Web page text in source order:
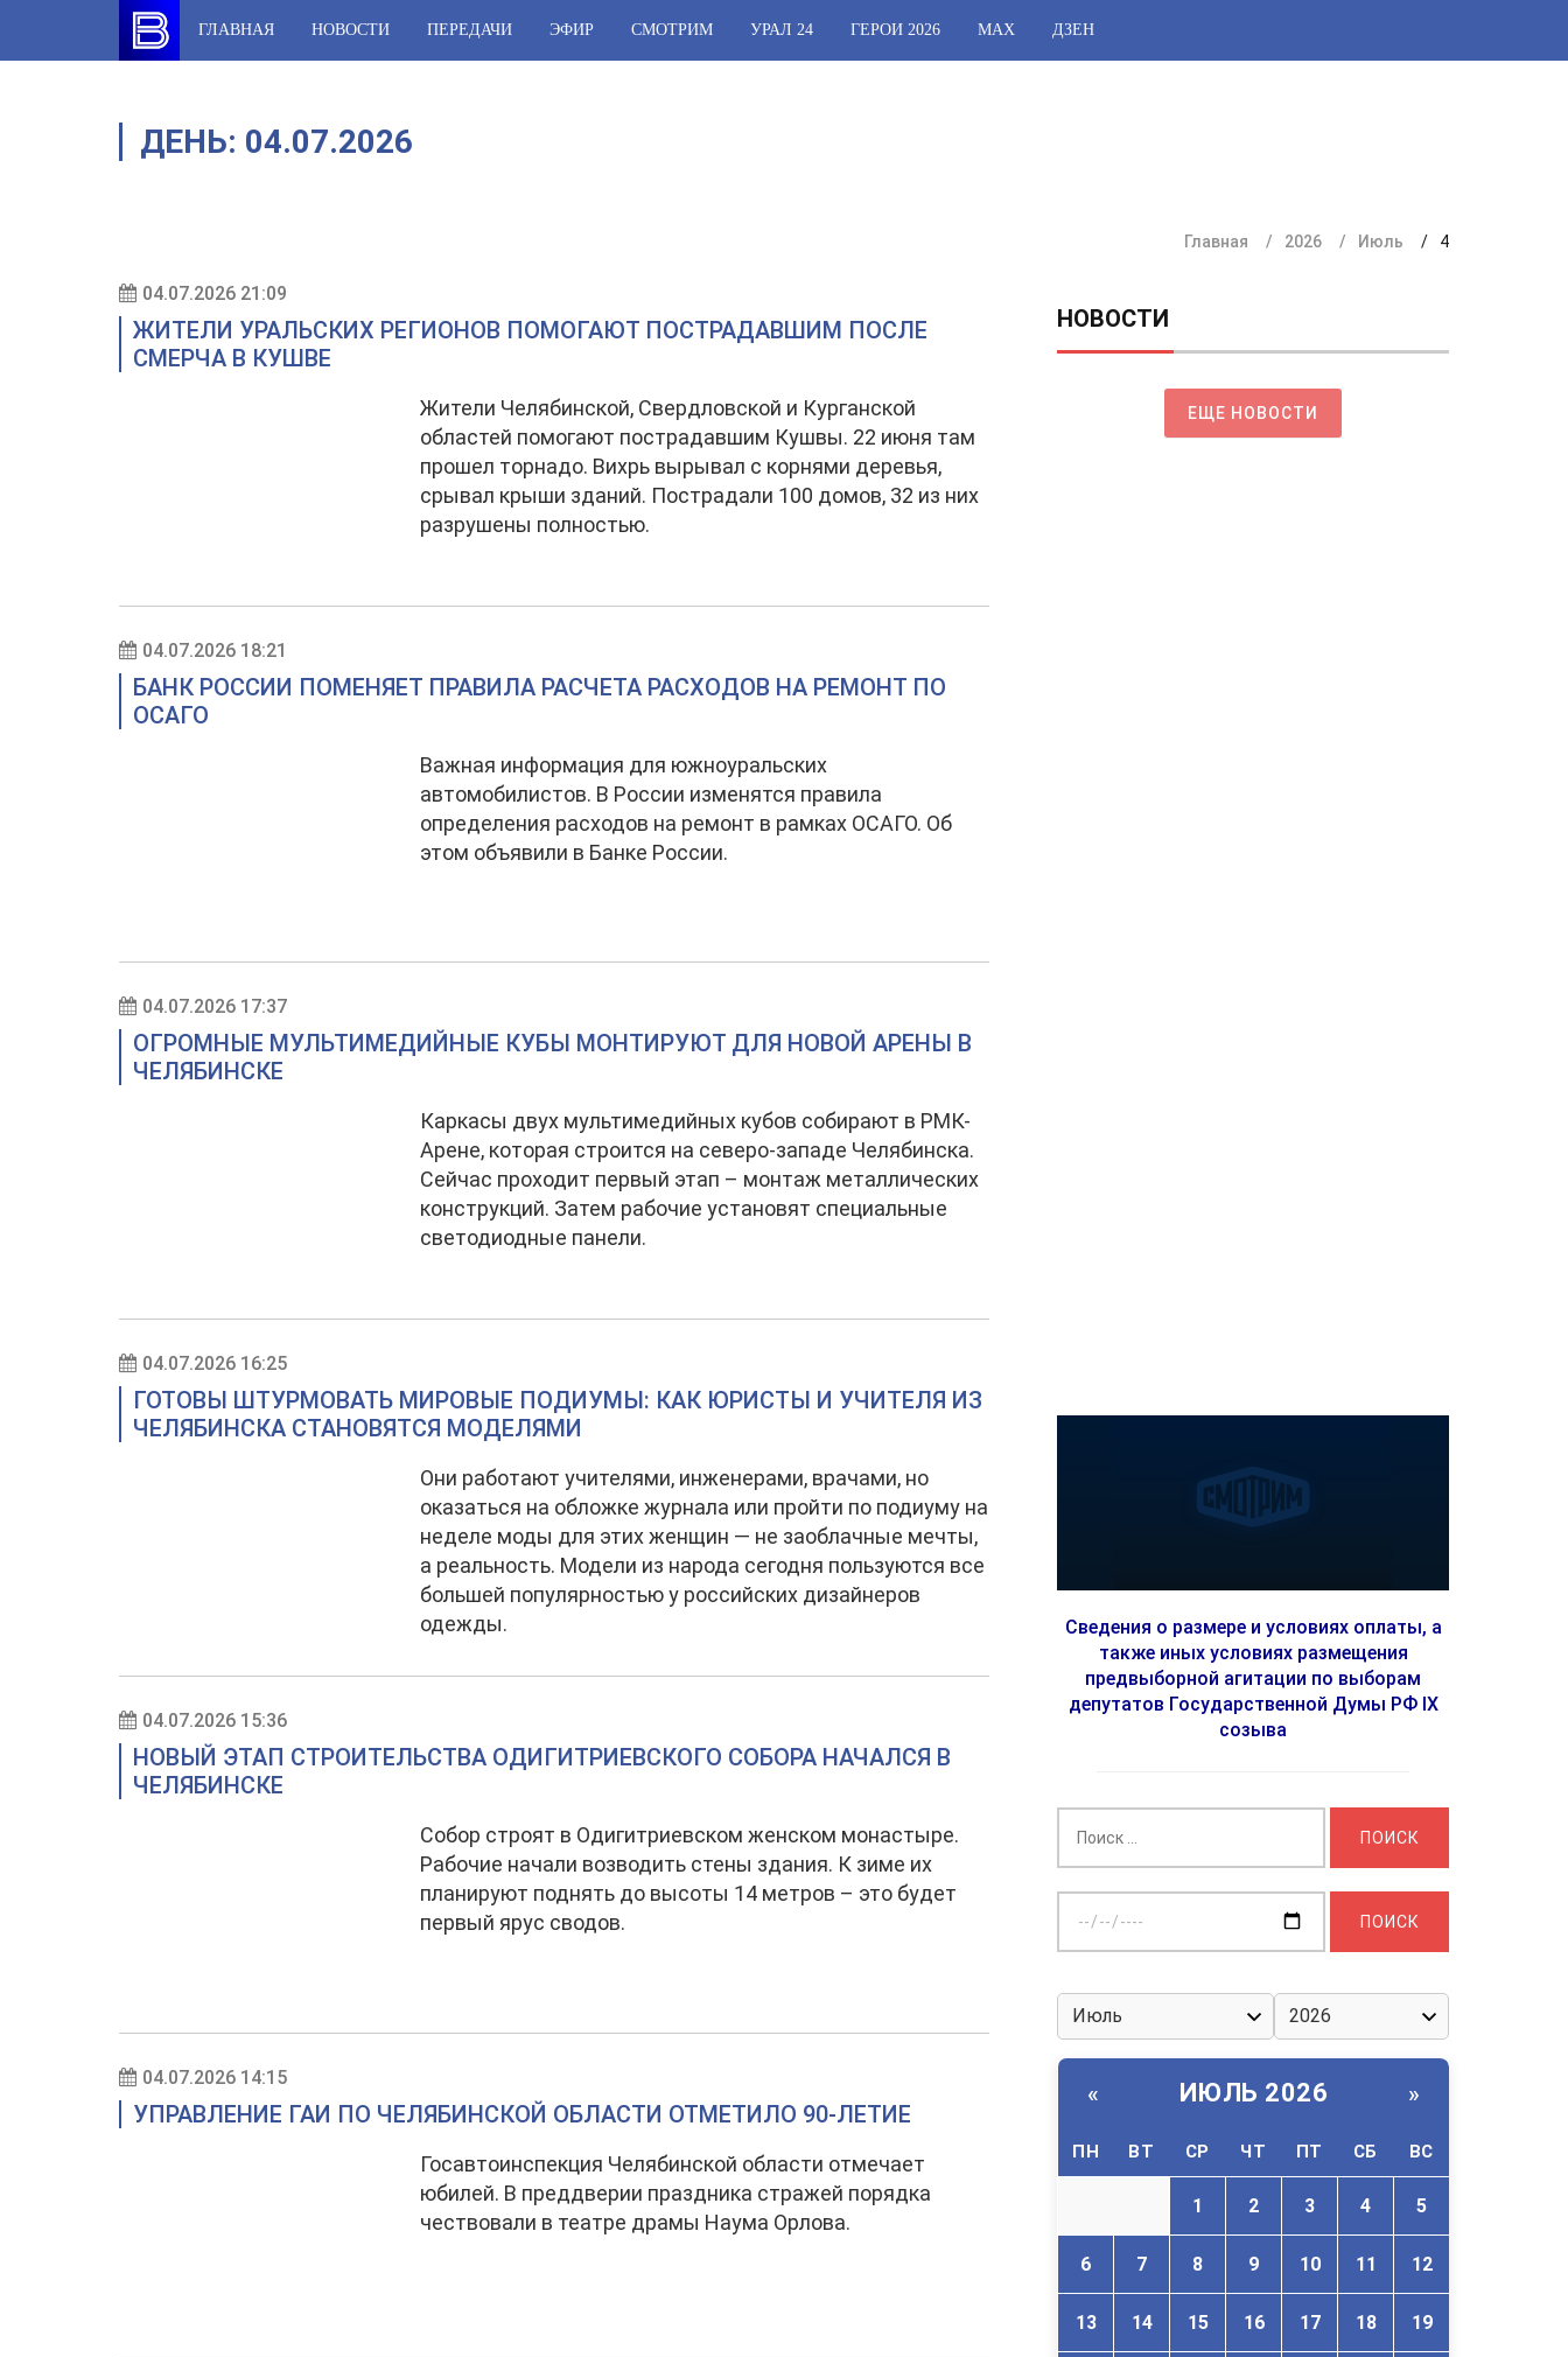
content
ГЛАВНАЯ НОВОСТИ ПЕРЕДАЧИ ЭФИР СМОТРИМ УРАЛ 24 ГЕРОИ 2026 МАХ ДЗЕН
ДЕНЬ: 04.07.2026
Главная 2026 Июль 4
04.07.2026 21:09
ЖИТЕЛИ УРАЛЬСКИХ РЕГИОНОВ ПОМОГАЮТ ПОСТРАДАВШИМ ПОСЛЕ
СМЕРЧА В КУШВЕ
Жители Челябинской, Свердловской и Курганской
областей помогают пострадавшим Кушвы. 22 июня там
прошел торнадо. Вихрь вырывал с корнями деревья,
срывал крыши зданий. Пострадали 100 домов, 32 из них
разрушены полностью.
04.07.2026 18:21
БАНК РОССИИ ПОМЕНЯЕТ ПРАВИЛА РАСЧЕТА РАСХОДОВ НА РЕМОНТ ПО
ОСАГО
Важная информация для южноуральских
автомобилистов. В России изменятся правила
определения расходов на ремонт в рамках ОСАГО. Об
этом объявили в Банке России.
04.07.2026 17:37
ОГРОМНЫЕ МУЛЬТИМЕДИЙНЫЕ КУБЫ МОНТИРУЮТ ДЛЯ НОВОЙ АРЕНЫ В
ЧЕЛЯБИНСКЕ
Каркасы двух мультимедийных кубов собирают в РМК-
Арене, которая строится на северо-западе Челябинска.
Сейчас проходит первый этап – монтаж металлических
конструкций. Затем рабочие установят специальные
светодиодные панели.
04.07.2026 16:25
ГОТОВЫ ШТУРМОВАТЬ МИРОВЫЕ ПОДИУМЫ: КАК ЮРИСТЫ И УЧИТЕЛЯ ИЗ
ЧЕЛЯБИНСКА СТАНОВЯТСЯ МОДЕЛЯМИ
Они работают учителями, инженерами, врачами, но
оказаться на обложке журнала или пройти по подиуму на
неделе моды для этих женщин — не заоблачные мечты,
а реальность. Модели из народа сегодня пользуются все
большей популярностью у российских дизайнеров
одежды.
04.07.2026 15:36
НОВЫЙ ЭТАП СТРОИТЕЛЬСТВА ОДИГИТРИЕВСКОГО СОБОРА НАЧАЛСЯ В
ЧЕЛЯБИНСКЕ
Собор строят в Одигитриевском женском монастыре.
Рабочие начали возводить стены здания. К зиме их
планируют поднять до высоты 14 метров – это будет
первый ярус сводов.
04.07.2026 14:15
УПРАВЛЕНИЕ ГАИ ПО ЧЕЛЯБИНСКОЙ ОБЛАСТИ ОТМЕТИЛО 90-ЛЕТИЕ
Госавтоинспекция Челябинской области отмечает
юбилей. В преддверии праздника стражей порядка
чествовали в театре драмы Наума Орлова.
НОВОСТИ
ЕЩЕ НОВОСТИ
Сведения о размере и условиях оплаты, а
также иных условиях размещения
предвыборной агитации по выборам
депутатов Государственной Думы РФ IX
созыва
дату:
« ИЮЛЬ 2026 »
ПН ВТ СР ЧТ ПТ СБ ВС
1 2 3 4 5
6 7 8 9 10 11 12
13 14 15 16 17 18 19